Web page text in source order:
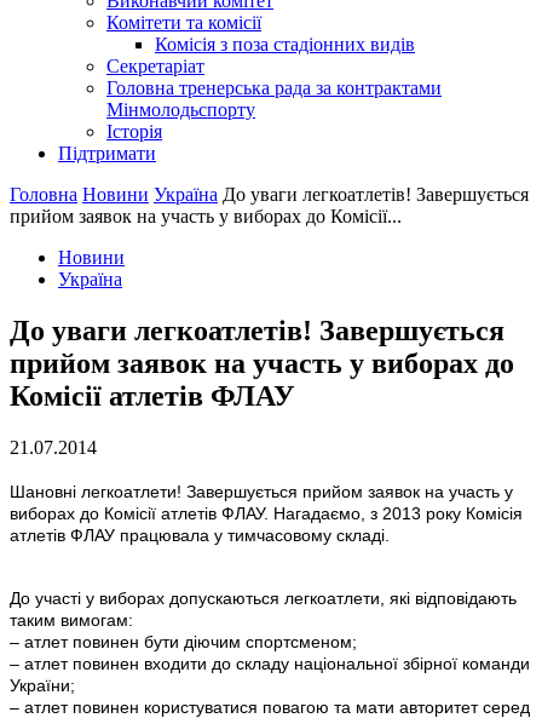
Комітети та комісії
Комісія з поза стадіонних видів
Секретаріат
Головна тренерська рада за контрактами
Мінмолодьспорту
Історія
Підтримати
Головна Новини Україна До уваги легкоатлетів! Завершується
прийом заявок на участь у виборах до Комісії...
Новини
Україна
До уваги легкоатлетів! Завершується
прийом заявок на участь у виборах до
Комісії атлетів ФЛАУ
21.07.2014
Шановні легкоатлети! Завершується прийом заявок на участь у
виборах до Комісії атлетів ФЛАУ. Нагадаємо, з 2013 року Комісія
атлетів ФЛАУ працювала у тимчасовому складі.
До участі у виборах допускаються легкоатлети, які відповідають
таким вимогам:
– атлет повинен бути діючим спортсменом;
– атлет повинен входити до складу національної збірної команди
України;
– атлет повинен користуватися повагою та мати авторитет серед